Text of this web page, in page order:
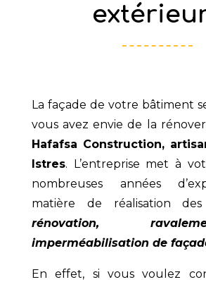
La façade de votre bâtiment
vous avez envie de la
Hafafsa Construction,
Istres. L’entreprise met à
nombreuses années
matière de réalisation
rénovation,
imperméabilisation de
En effet, si vous voulez